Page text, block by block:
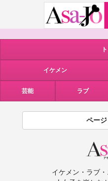
イケメン
芸能 ラブ
ペー
イケメン・ラブ